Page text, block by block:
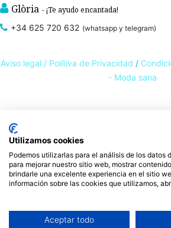
Glòria - ¡Te ayudo encantada!
+34 625 720 632 (whatsapp y telegram)
Aviso legal / Polítiva de Privacidad /
- Moda sana
ropa interior de algodón orgánico,
sostenibles con certificado GOTS
Expertos en ropa para piel sensible, ropa para
ambientales. Ropa interior
Utilizamos cookies
Podemos utilizarlas para el análisis de los datos
para mejorar nuestro sitio web, mostrar
brindarle una excelente experiencia en el sitio
información sobre las cookies que utilizamos,
Aceptar todo